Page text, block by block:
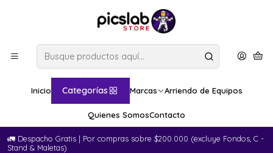
Inicio Categorías Marcas Arriendo de Equipos
Quienes SomosContacto
🚛​ Despacho Gratis | Por compras sobre $200.000 (excluye Fondos, C -
Stand & Maletas)